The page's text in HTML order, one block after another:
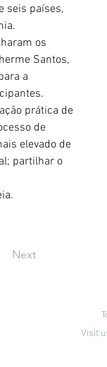
seis países,
os
Santos,
a
prática de
de
elevado de
partilhar o
Next
Visit